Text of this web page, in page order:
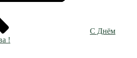
С Днём
!